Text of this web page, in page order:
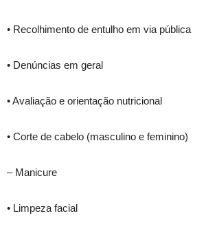
• Recolhimento de entulho em via pública
• Denúncias em geral
• Avaliação e orientação nutricional
• Corte de cabelo (masculino e feminino)
– Manicure
• Limpeza facial